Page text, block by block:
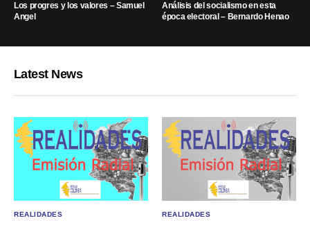
Los progres y los valores – Samuel
Angel
Análisis del socialismo en esta
época electoral – Bernardo Henao
Latest News
REALIDADES REALIDADES